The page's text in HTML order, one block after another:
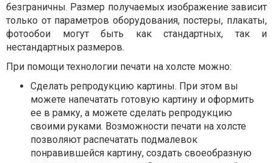
безграничны. Размер получаемых изображение зависит
только от параметров оборудования, постеры, плакаты,
фотообои могут быть как стандартных, так и
нестандартных размеров.
При помощи технологии печати на холсте можно:
Сделать репродукцию картины. При этом вы
можете напечатать готовую картину и оформить
ее в рамку, а можете сделать репродукцию
своими руками. Возможности печати на холсте
позволяют распечатать подмалевок
понравившейся картину, создать своеобразную